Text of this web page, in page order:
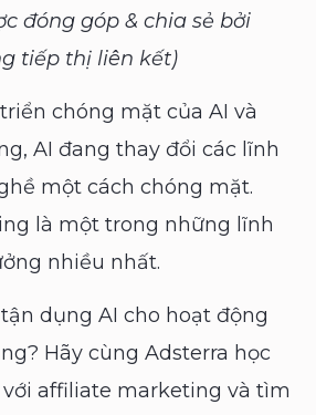
đóng góp & chia sẻ bởi
tiếp thị liên kết)
chóng mặt của AI và
AI đang thay đổi các lĩnh
một cách chóng mặt.
là một trong những lĩnh
nhiều nhất.
dụng AI cho hoạt động
Hãy cùng Adsterra học
affiliate marketing và tìm